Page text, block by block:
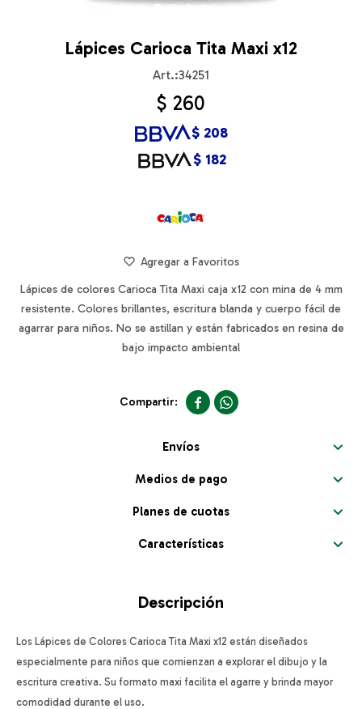
Lápices Carioca Tita Maxi x12
34251
$ 260
$ 182
$ 208
Lápices de colores Carioca Tita Maxi caja x12 con mina de 4 mm
resistente. Colores brillantes, escritura blanda y cuerpo fácil de
agarrar para niños. No se astillan y están fabricados en resina de
bajo impacto ambiental
 
Envíos
Medios de pago
Planes de cuotas
Características
Descripción
Los Lápices de Colores Carioca Tita Maxi x12 están diseñados
especialmente para niños que comienzan a explorar el dibujo y la
escritura creativa. Su formato maxi facilita el agarre y brinda mayor
comodidad durante el uso.